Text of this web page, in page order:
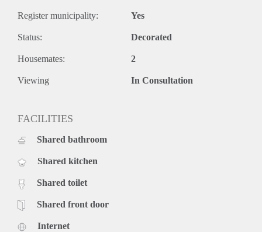
Register municipality: Yes
Status: Decorated
Housemates: 2
Viewing In Consultation
FACILITIES
Shared bathroom
Shared kitchen
Shared toilet
Shared front door
Internet